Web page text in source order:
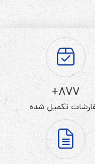
دوام بالا و
بسیار مناسب
و بارها شارژ کنید .
و ریموت کنترل،
877+
تکمیل شده